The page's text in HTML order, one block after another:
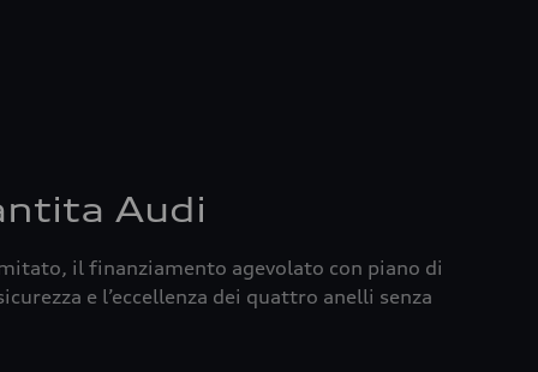
Audi
il finanziamento agevolato con piano di
e l’eccellenza dei quattro anelli senza